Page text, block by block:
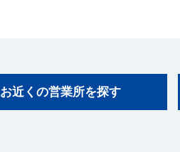
お近くの営業所を探す